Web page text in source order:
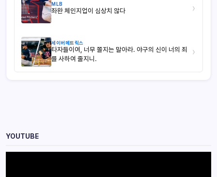
MLB
좌완 체인지업이 심상치 않다 ›
세이버메트릭스
타자들이여, 너무 쫄지는 말아라. 야구의 신이 너의 죄
를 사하여 줄지니.
›
YOUTUBE